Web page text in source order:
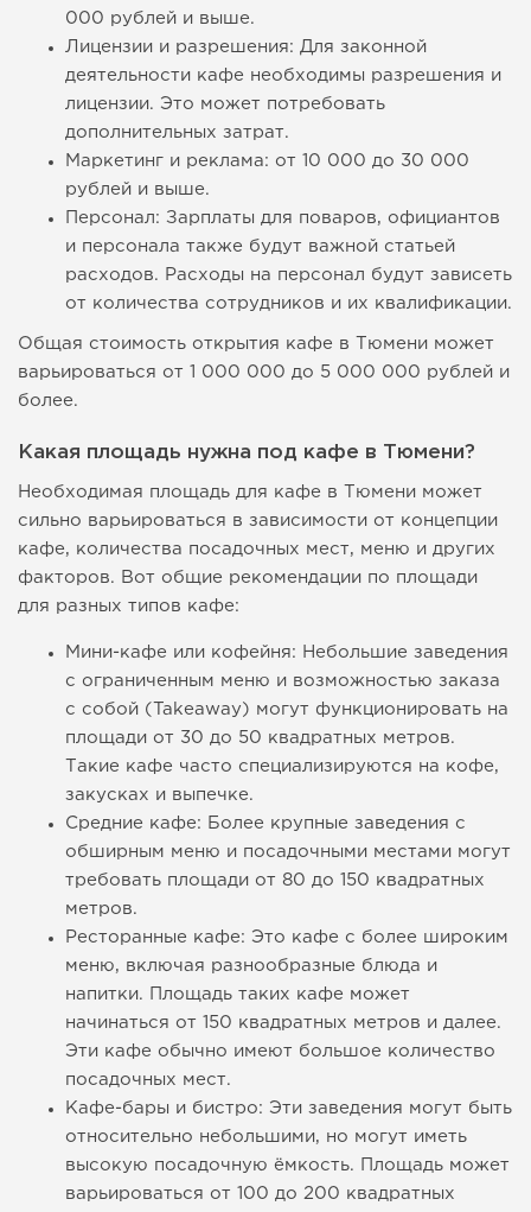
000 рублей и выше.
Лицензии и разрешения: Для законной
деятельности кафе необходимы разрешения и
лицензии. Это может потребовать
дополнительных затрат.
Маркетинг и реклама: от 10 000 до 30 000
рублей и выше.
Персонал: Зарплаты для поваров, официантов
и персонала также будут важной статьей
расходов. Расходы на персонал будут зависеть
от количества сотрудников и их квалификации.
Общая стоимость открытия кафе в Тюмени может
варьироваться от 1 000 000 до 5 000 000 рублей и
более.
Какая площадь нужна под кафе в Тюмени?
Необходимая площадь для кафе в Тюмени может
сильно варьироваться в зависимости от концепции
кафе, количества посадочных мест, меню и других
факторов. Вот общие рекомендации по площади
для разных типов кафе:
Мини-кафе или кофейня: Небольшие заведения
с ограниченным меню и возможностью заказа
с собой (Takeaway) могут функционировать на
площади от 30 до 50 квадратных метров.
Такие кафе часто специализируются на кофе,
закусках и выпечке.
Средние кафе: Более крупные заведения с
обширным меню и посадочными местами могут
требовать площади от 80 до 150 квадратных
метров.
Ресторанные кафе: Это кафе с более широким
меню, включая разнообразные блюда и
напитки. Площадь таких кафе может
начинаться от 150 квадратных метров и далее.
Эти кафе обычно имеют большое количество
посадочных мест.
Кафе-бары и бистро: Эти заведения могут быть
относительно небольшими, но могут иметь
высокую посадочную ёмкость. Площадь может
варьироваться от 100 до 200 квадратных